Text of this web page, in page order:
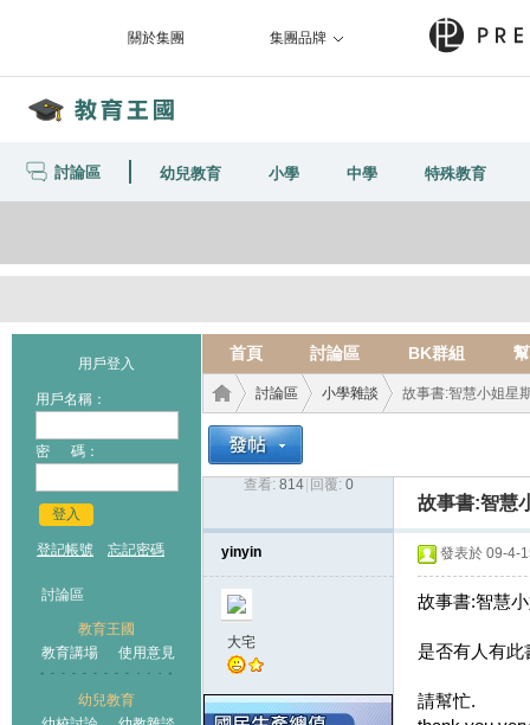
關於集團 集團品牌
討論區 幼兒教育 小學 中學 特殊教育
用戶登入
用戶名稱：
密 碼：
登入
登記帳號 忘記密碼
討論區
教育王國
教育講場
使用意見
幼兒教育
首頁 討論區 BK群組
討論區
›
小學雜談 故事書:智慧小姐星
查看: 814 回覆: 0
故事書:智慧
yinyin
大宅
發表於 09-4-
故事書:智慧
是否有人有此
請幫忙.